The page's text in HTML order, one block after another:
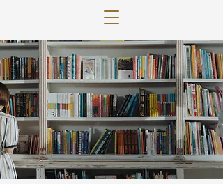
© 2022 Lettres Infuses Proudly created
with Wix.com